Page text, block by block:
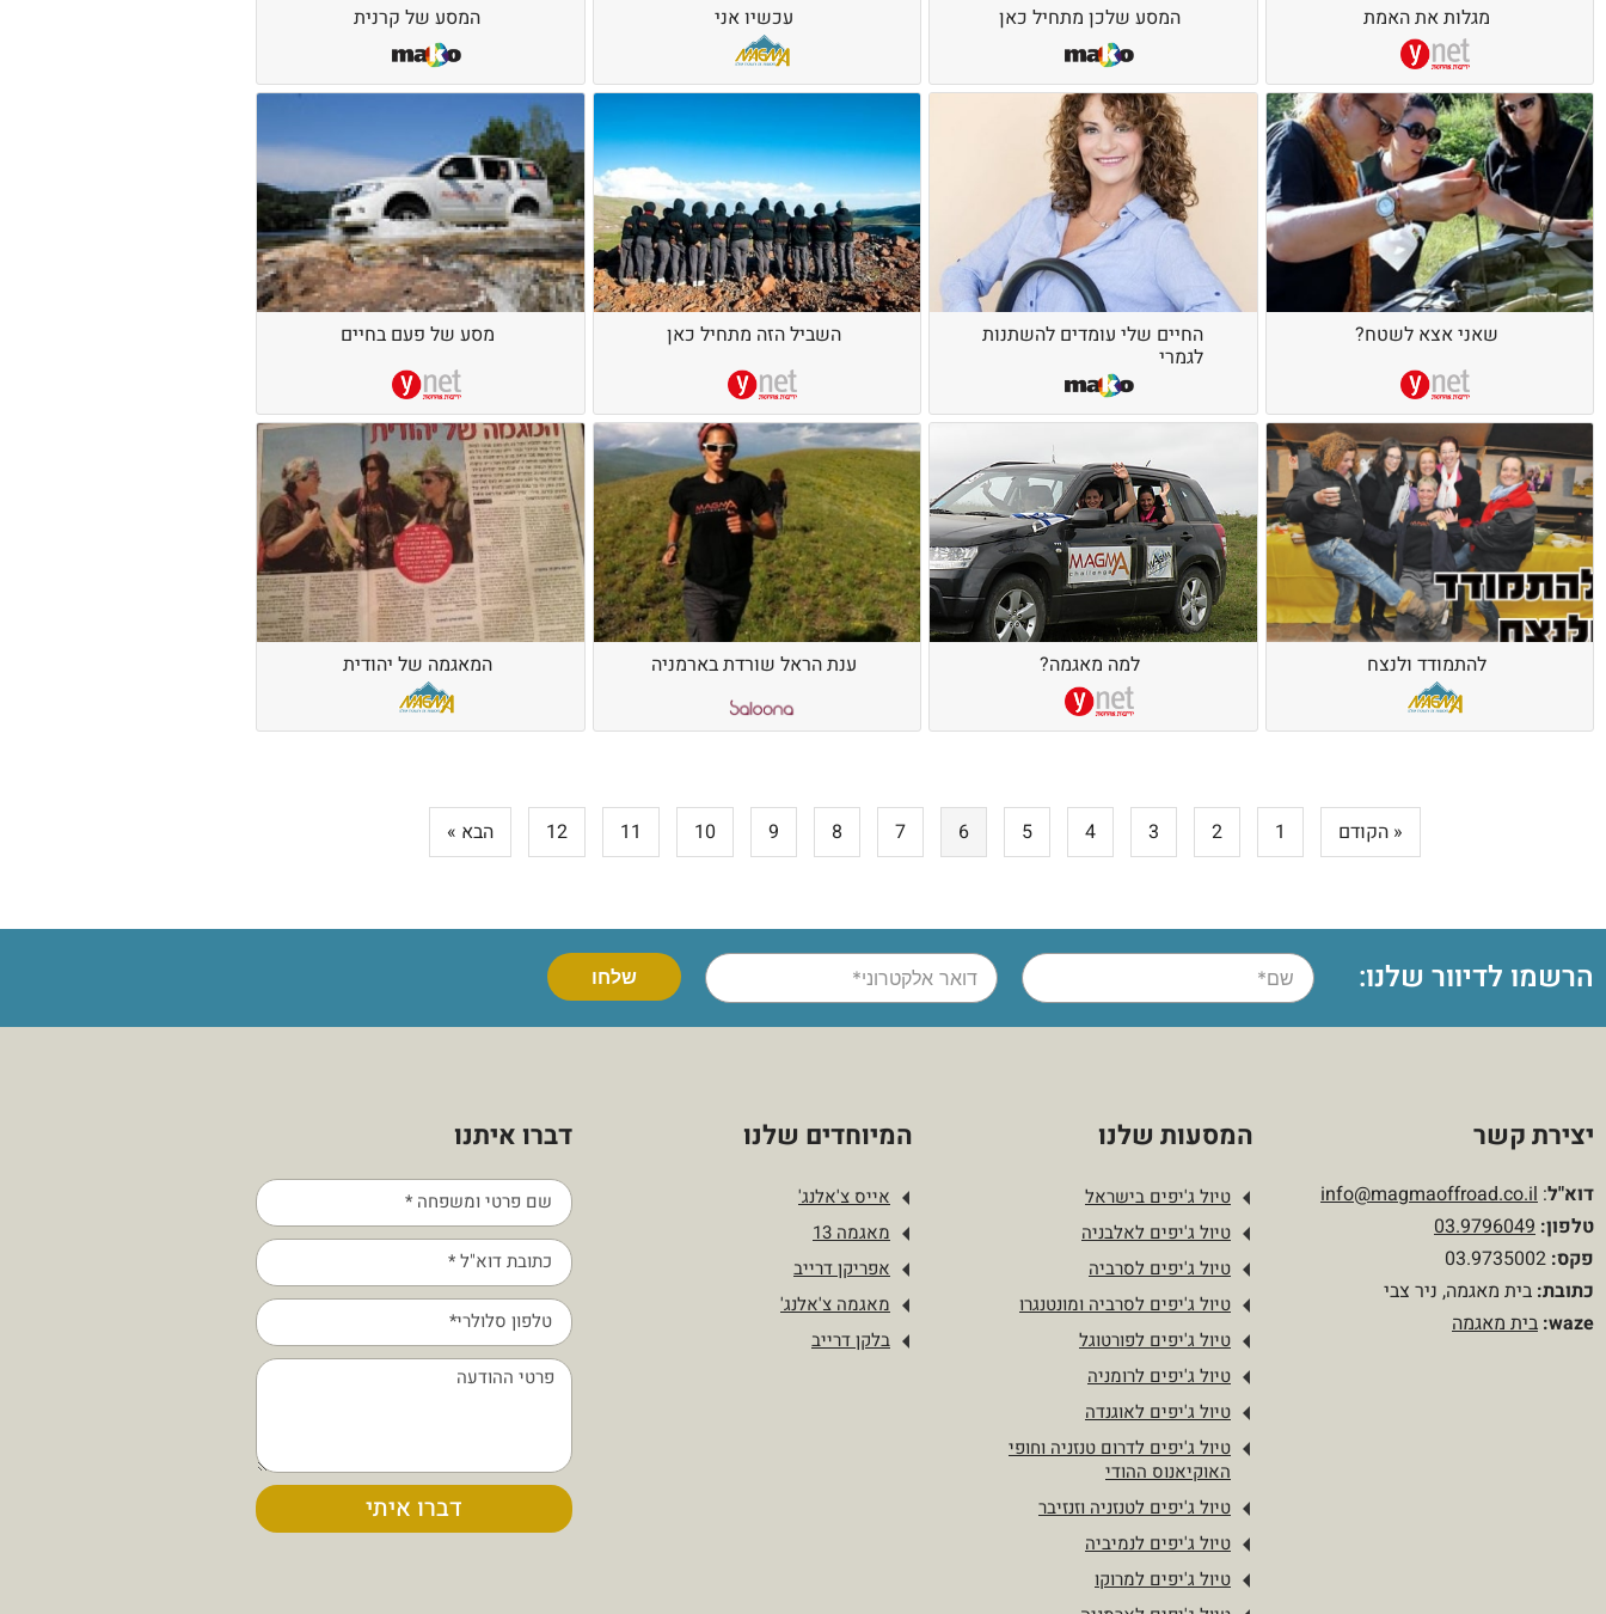
מגלות את האמת המסע שלכן מתחיל כאן עכשיו אני המסע של קרנית
שאני אצא לשטח? החיים שלי עומדים להשתנות
לגמרי
השביל הזה מתחיל כאן מסע של פעם בחיים
להתמודד ולנצח למה מאגמה? ענת הראל שורדת בארמניה המאגמה של יהודית
« הקודם 1
2
3
4
5
6
7
8
9
10
11
12 הבא »
הרשמו לדיוור שלנו:
יצירת קשר
דוא"ל:
info@magmaoffroad.co.il
טלפון:
03.9796049
פקס:
כתובת: בית מאגמה, ניר צבי
waze: בית מאגמה
המסעות שלנו
טיול ג'יפים בישראל
טיול ג'יפים לאלבניה
טיול ג'יפים לסרביה
טיול ג'יפים לסרביה ומונטנגרו
טיול ג'יפים לפורטוגל
טיול ג'יפים לרומניה
טיול ג'יפים לאוגנדה
טיול ג'יפים לדרום טנזניה וחופי
האוקיאנוס ההודי
טיול ג'יפים לטנזניה וזנזיבר
טיול ג'יפים לנמיביה
טיול ג'יפים למרוקו
המיוחדים שלנו
אייס צ'אלנג'
מאגמה 13
אפריקן דרייב
מאגמה צ'אלנג'
בלקן דרייב
דברו איתנו
דברו איתי